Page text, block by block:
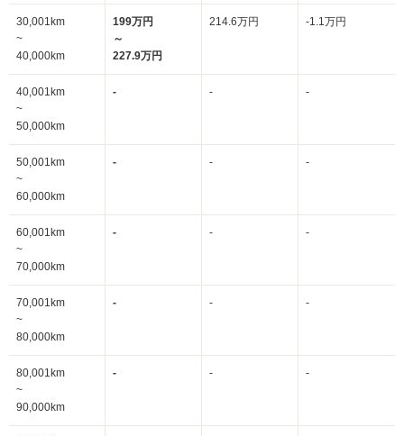
30,001km
~
40,000km
199万円
～
227.9万円
214.6万円 -1.1万円
40,001km
~
50,000km
- - -
50,001km
~
60,000km
- - -
60,001km
~
70,000km
- - -
70,001km
~
80,000km
- - -
80,001km
~
90,000km
- - -